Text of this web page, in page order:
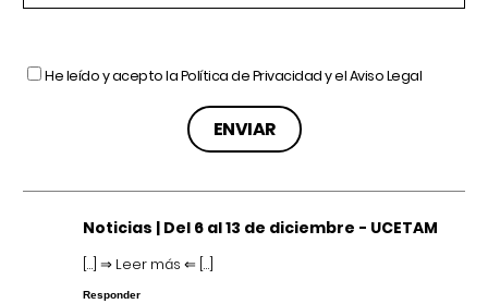
He leído y acepto laPolítica de Privacidady elAviso Legal
Noticias | Del 6 al 13 de diciembre - UCETAM
[…] ⇒ Leer más ⇐ […]
Responder